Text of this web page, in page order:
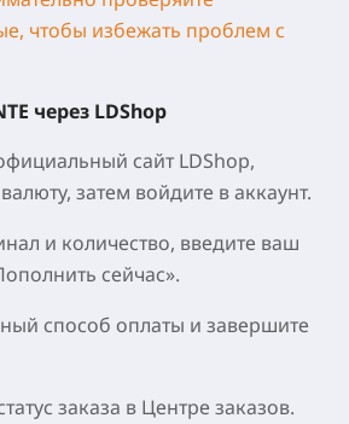
чтобы избежать проблем с
через LDShop
сайт LDShop,
затем войдите в аккаунт.
и количество, введите ваш
сейчас».
способ оплаты и завершите
заказа в Центре заказов.